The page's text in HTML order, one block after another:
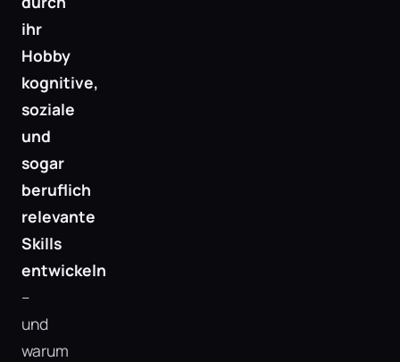
ihr
Hobby
kognitive,
soziale
und
sogar
beruflich
relevante
Skills
entwickeln
–
und
warum